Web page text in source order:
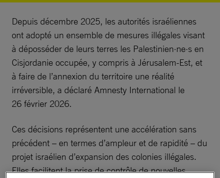
Depuis décembre 2025, les autorités israéliennes
ont adopté un ensemble de mesures illégales visant
à déposséder de leurs terres les Palestinien·ne·s en
Cisjordanie occupée, y compris à Jérusalem-Est, et
à faire de l’annexion du territoire une réalité
irréversible, a déclaré Amnesty International le
26 février 2026.
Ces décisions représentent une accélération sans
précédent – en termes d’ampleur et de rapidité – du
projet israélien d’expansion des colonies illégales.
Elles facilitent la prise de contrôle de nouvelles